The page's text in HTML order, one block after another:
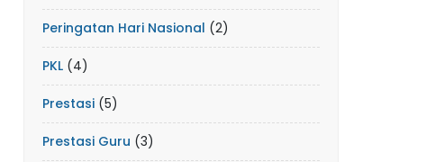
Peringatan Hari Nasional (2)
PKL (4)
Prestasi (5)
Prestasi Guru (3)